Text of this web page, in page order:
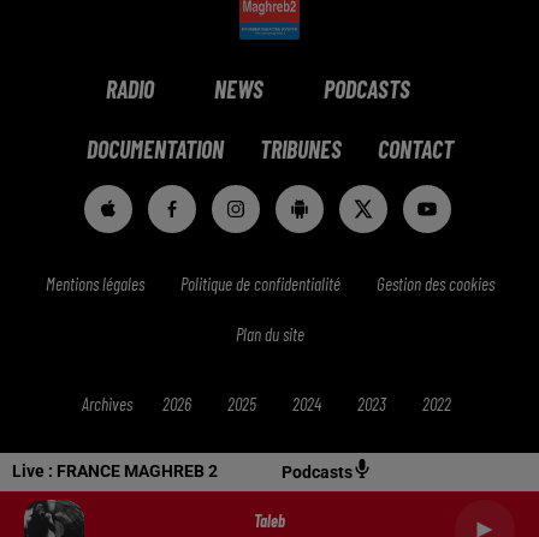
Live : FRANCE MAGHREB 2 Podcasts
Taleb
RADIO NEWS PODCASTS
DOCUMENTATION TRIBUNES CONTACT
Mentions légales Politique de confidentialité Gestion des cookies
Plan du site
Archives 2026 2025 2024 2023 2022